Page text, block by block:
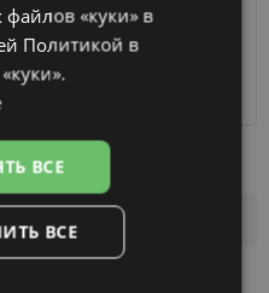
CVANTUSULT
файлов «куки» в
Политикой в
ВСЕ
ВСЕ